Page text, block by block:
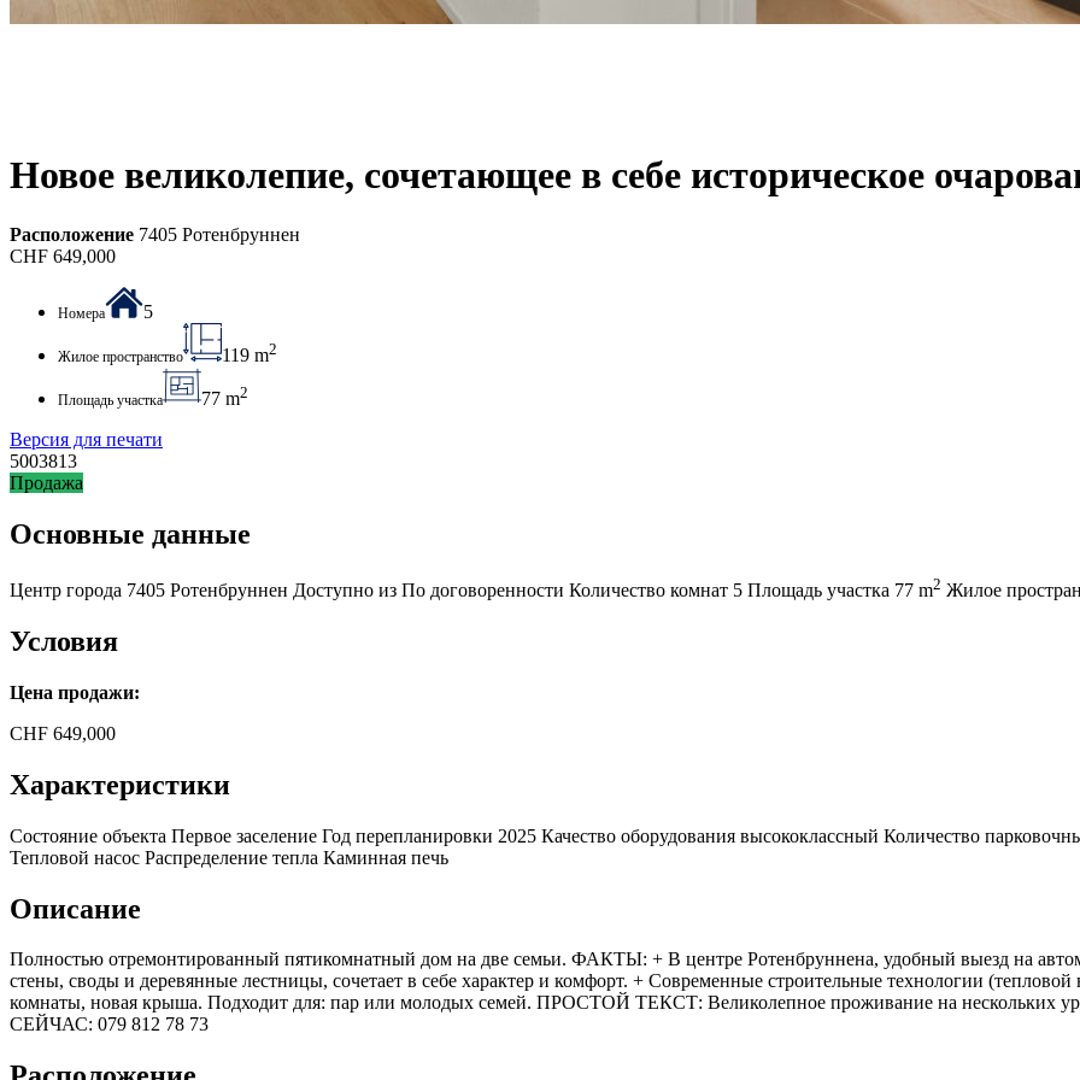
Новое великолепие, сочетающее в себе историческое
Расположение 7405 Ротенбруннен
CHF 649,000
Номера 5
Жилое пространство 119 m2
Площадь участка 77 m2
Версия для печати
5003813
Продажа
Основные данные
Центр города 7405 Ротенбруннен Доступно из По договоренности Количество комнат 5 Площадь участка 77 m2 Жилое
Условия
Цена продажи:
CHF 649,000
Характеристики
Состояние объекта Первое заселение Год перепланировки 2025 Качество оборудования высококлассный Количество
Тепловой насос Распределение тепла Каминная печь
Описание
Полностью отремонтированный пятикомнатный дом на две семьи. ФАКТЫ: + В центре Ротенбруннена, удобный выезд на
стены, своды и деревянные лестницы, сочетает в себе характер и комфорт. + Современные строительные технологии
комнаты, новая крыша. Подходит для: пар или молодых семей. ПРОСТОЙ ТЕКСТ: Великолепное проживание на нескольких
СЕЙЧАС: 079 812 78 73